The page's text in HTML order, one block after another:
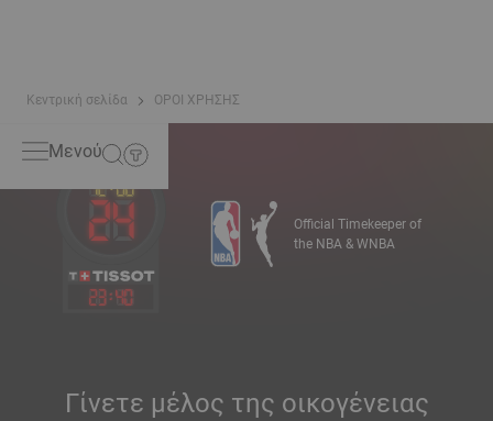
Κεντρική σελίδα ΟΡΟΙ ΧΡΗΣΗΣ
Μενού
23:40
Official Timekeeper of
the NBA & WNBA
Γίνετε μέλος της οικογένειας